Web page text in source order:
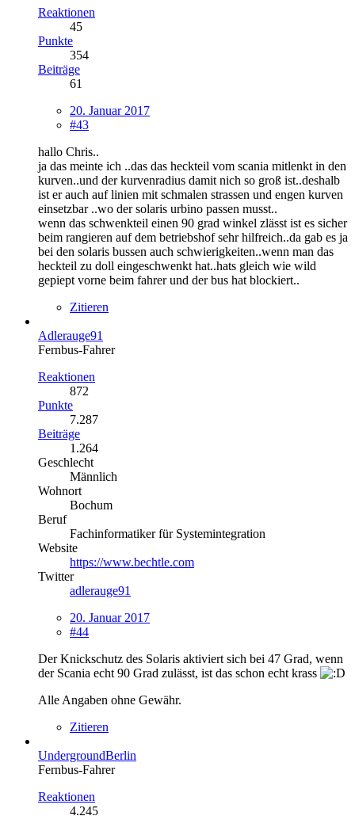
Reaktionen
45
Punkte
354
Beiträge
61
20. Januar 2017
#43
hallo Chris..
ja das meinte ich ..das das heckteil vom scania mitlenkt in den
kurven..und der kurvenradius damit nich so groß ist..deshalb
ist er auch auf linien mit schmalen strassen und engen kurven
einsetzbar ..wo der solaris urbino passen musst..
wenn das schwenkteil einen 90 grad winkel zlässt ist es sicher
beim rangieren auf dem betriebshof sehr hilfreich..da gab es ja
bei den solaris bussen auch schwierigkeiten..wenn man das
heckteil zu doll eingeschwenkt hat..hats gleich wie wild
gepiept vorne beim fahrer und der bus hat blockiert..
Zitieren
Adlerauge91
Fernbus-Fahrer
Reaktionen
872
Punkte
7.287
Beiträge
1.264
Geschlecht
Männlich
Wohnort
Bochum
Beruf
Fachinformatiker für Systemintegration
Website
https://www.bechtle.com
Twitter
adlerauge91
20. Januar 2017
#44
Der Knickschutz des Solaris aktiviert sich bei 47 Grad, wenn
der Scania echt 90 Grad zulässt, ist das schon echt krass
Alle Angaben ohne Gewähr.
Zitieren
UndergroundBerlin
Fernbus-Fahrer
Reaktionen
4.245